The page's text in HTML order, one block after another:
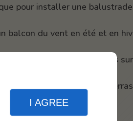
I AGREE
pour installer une
balcon du vent en été et en
éviter les regards indiscrets
entre un balcon et une
balcon ? Saint-Léonard